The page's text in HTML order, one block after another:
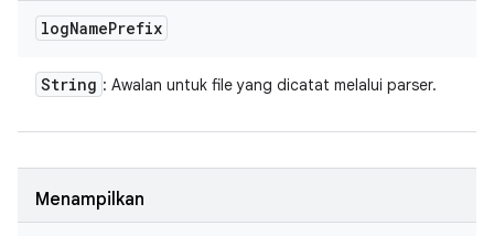
logNamePrefix
String : Awalan untuk file yang dicatat melalui parser.
Menampilkan